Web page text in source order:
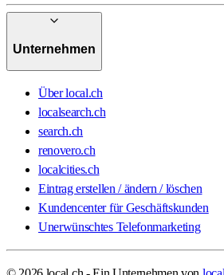
Unternehmen
Über local.ch
localsearch.ch
search.ch
renovero.ch
localcities.ch
Eintrag erstellen / ändern / löschen
Kundencenter für Geschäftskunden
Unerwünschtes Telefonmarketing